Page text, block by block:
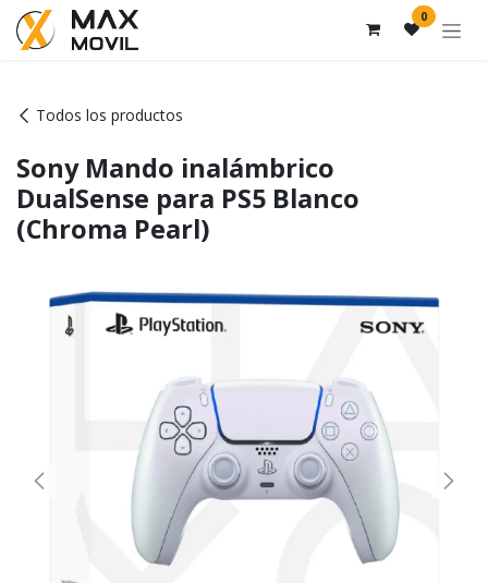
Ir al contenido 0
Todos los productos
Sony Mando inalámbrico
DualSense para PS5 Blanco
(Chroma Pearl)